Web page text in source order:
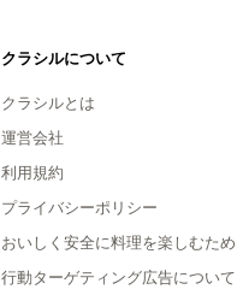
クラシルについて
クラシルとは
運営会社
利用規約
プライバシーポリシー
おいしく安全に料理を楽しむため
行動ターゲティング広告について